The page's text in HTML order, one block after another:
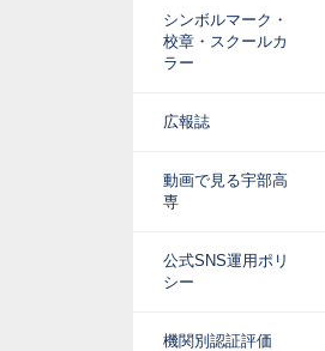
シンボルマーク・
校章・スクールカ
ラー
広報誌
動画で見る宇部高
専
公式SNS運用ポリ
シー
機関別認証評価